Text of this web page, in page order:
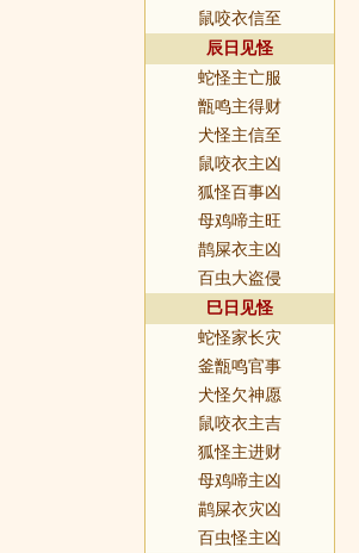
鼠咬衣信至
辰日见怪
蛇怪主亡服
甑鸣主得财
犬怪主信至
鼠咬衣主凶
狐怪百事凶
母鸡啼主旺
鹊屎衣主凶
百虫大盗侵
巳日见怪
蛇怪家长灾
釜甑鸣官事
犬怪欠神愿
鼠咬衣主吉
狐怪主进财
母鸡啼主凶
鹋屎衣灾凶
百虫怪主凶